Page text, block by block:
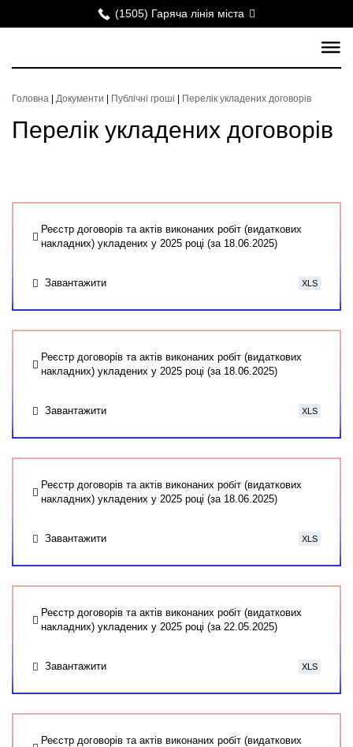
(1505) Гаряча лінія міста
Головна Документи Публічні гроші Перелік укладених договорів
Перелік укладених договорів
Реєстр договорів та актів виконаних робіт (видаткових
накладних) укладених у 2025 році (за 18.06.2025)
Завантажити XLS
Реєстр договорів та актів виконаних робіт (видаткових
накладних) укладених у 2025 році (за 18.06.2025)
Завантажити XLS
Реєстр договорів та актів виконаних робіт (видаткових
накладних) укладених у 2025 році (за 18.06.2025)
Завантажити XLS
Реєстр договорів та актів виконаних робіт (видаткових
накладних) укладених у 2025 році (за 22.05.2025)
Завантажити XLS
Реєстр договорів та актів виконаних робіт (видаткових